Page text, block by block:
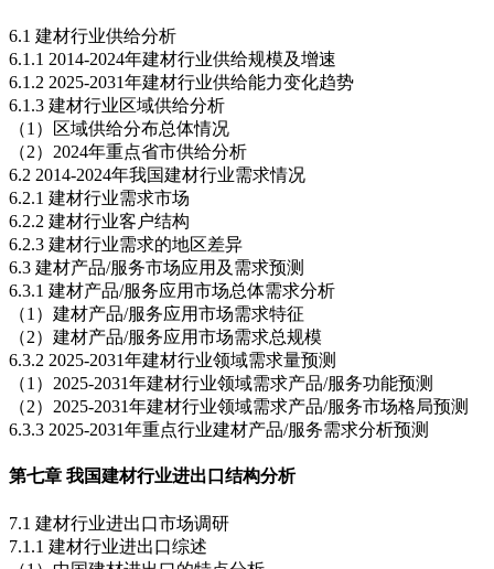
6.1 建材行业供给分析
6.1.1 2014-2024年建材行业供给规模及增速
6.1.2 2025-2031年建材行业供给能力变化趋势
6.1.3 建材行业区域供给分析
（1）区域供给分布总体情况
（2）2024年重点省市供给分析
6.2 2014-2024年我国建材行业需求情况
6.2.1 建材行业需求市场
6.2.2 建材行业客户结构
6.2.3 建材行业需求的地区差异
6.3 建材产品/服务市场应用及需求预测
6.3.1 建材产品/服务应用市场总体需求分析
（1）建材产品/服务应用市场需求特征
（2）建材产品/服务应用市场需求总规模
6.3.2 2025-2031年建材行业领域需求量预测
（1）2025-2031年建材行业领域需求产品/服务功能预测
（2）2025-2031年建材行业领域需求产品/服务市场格局预测
6.3.3 2025-2031年重点行业建材产品/服务需求分析预测
第七章 我国建材行业进出口结构分析
7.1 建材行业进出口市场调研
7.1.1 建材行业进出口综述